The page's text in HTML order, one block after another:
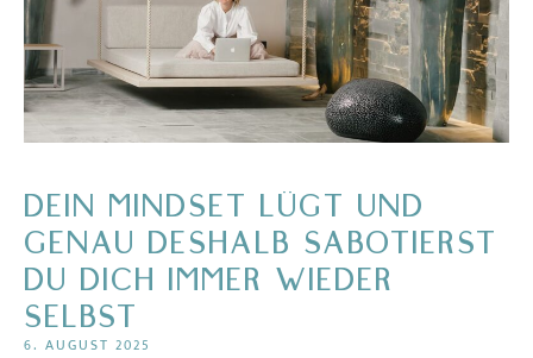
DEIN MINDSET LÜGT UND
GENAU DESHALB SABOTIERST
DU DICH IMMER WIEDER
SELBST
6. AUGUST 2025